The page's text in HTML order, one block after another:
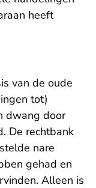
heeft
van de oude
tot)
dwang door
De rechtbank
nare
gehad en
Alleen is